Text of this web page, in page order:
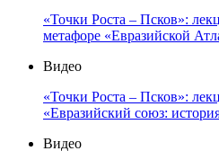
«Точки Роста – Псков»:
метафоре «Евразийской
Видео
«Точки Роста – Псков»:
«Евразийский союз:
Видео